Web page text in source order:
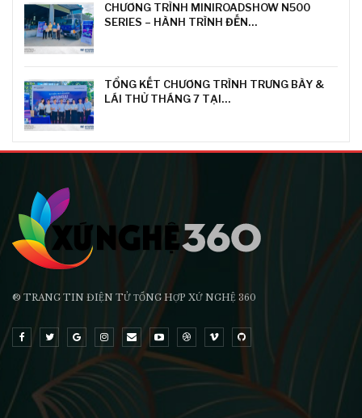
CHƯƠNG TRÌNH MINIROADSHOW N500
SERIES – HÀNH TRÌNH ĐẾN…
TỔNG KẾT CHƯƠNG TRÌNH TRƯNG BÀY &
LÁI THỬ THÁNG 7 TẠI…
® TRANG TIN ĐIỆN TỬ ТỔNG HỢP XỨ NGHỆ 360